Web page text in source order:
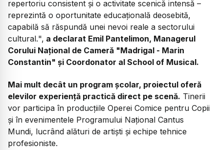
repertoriu consistent și o activitate scenică intensă –
reprezintă o oportunitate educațională deosebită,
capabilă să răspundă unei nevoi reale a sectorului
cultural.", a declarat Emil Pantelimon, Managerul
Corului Național de Cameră "Madrigal - Marin
Constantin" și Coordonator al School of Musical.
Mai mult decât un program școlar, proiectul oferă
elevilor experiență practică direct pe scenă. Tinerii
vor participa în producțiile Operei Comice pentru Copii
și în evenimentele Programului Național Cantus
Mundi, lucrând alături de artiști și echipe tehnice
profesioniste.